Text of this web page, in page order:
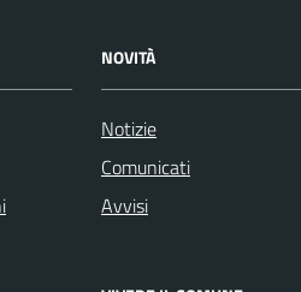
NOVITÀ
Notizie
Comunicati
Avvisi